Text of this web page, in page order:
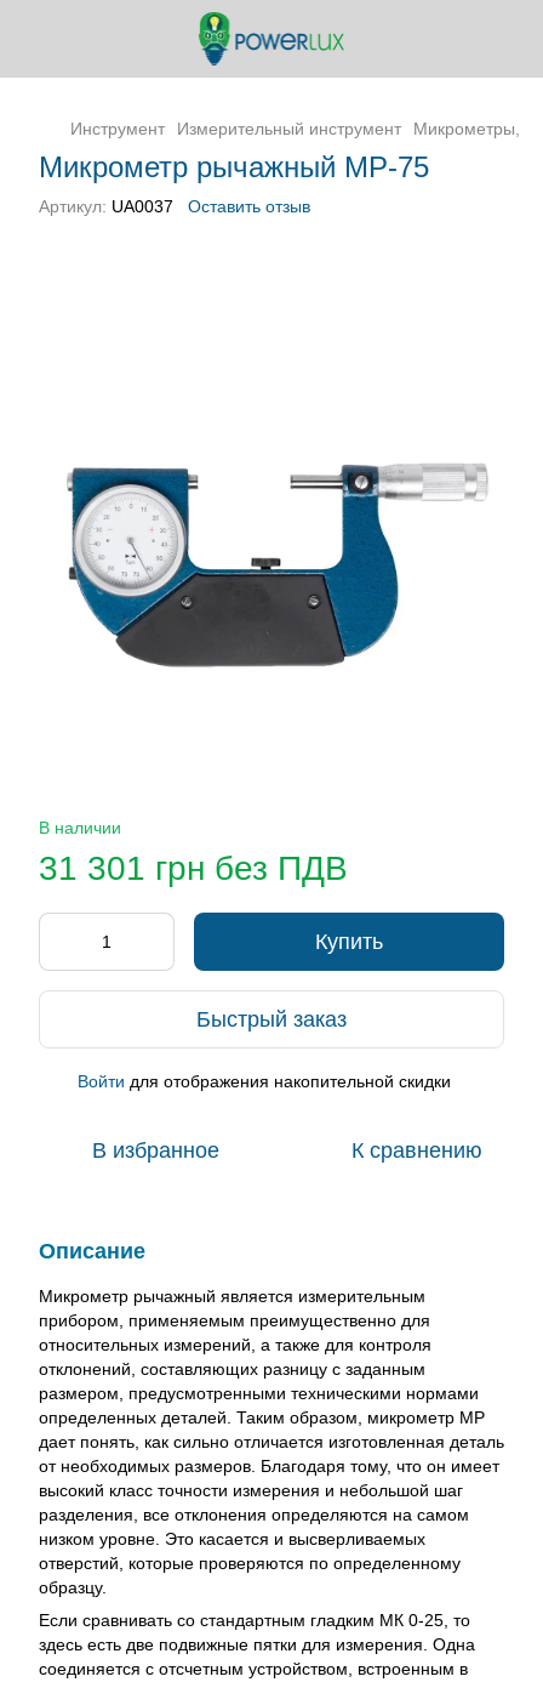
Инструмент Измерительный инструмент Микрометры,
Микрометр рычажный МР-75
Артикул: UA0037 Оставить отзыв
В наличии
31 301 грн без ПДВ
Купить
Быстрый заказ
Войти для отображения накопительной скидки
В избранное К сравнению
Описание
Микрометр рычажный является измерительным
прибором, применяемым преимущественно для
относительных измерений, а также для контроля
отклонений, составляющих разницу с заданным
размером, предусмотренными техническими нормами
определенных деталей. Таким образом, микрометр МР
дает понять, как сильно отличается изготовленная деталь
от необходимых размеров. Благодаря тому, что он имеет
высокий класс точности измерения и небольшой шаг
разделения, все отклонения определяются на самом
низком уровне. Это касается и высверливаемых
отверстий, которые проверяются по определенному
образцу.
Если сравнивать со стандартным гладким МК 0-25, то
здесь есть две подвижные пятки для измерения. Одна
соединяется с отсчетным устройством, встроенным в